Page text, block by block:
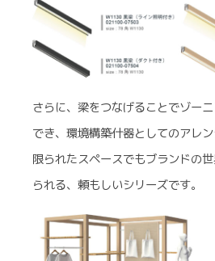
さらに、梁をつなげることでゾー
でき、環境構築什器としてのアレン
限られたスペースでもブランドの
られる、頼もしいシリーズです。